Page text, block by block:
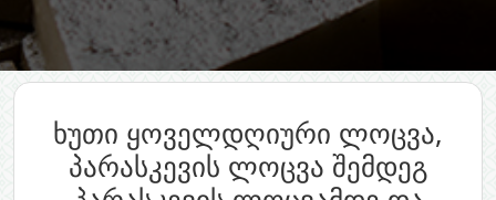
ხუთი ყოველდღიური ლოცვა,
პარასკევის ლოცვა შემდეგ